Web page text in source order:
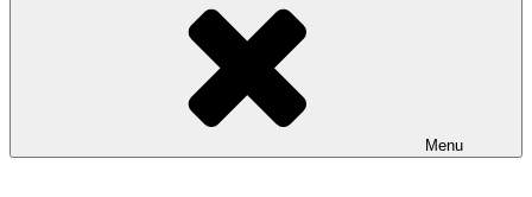
Menu